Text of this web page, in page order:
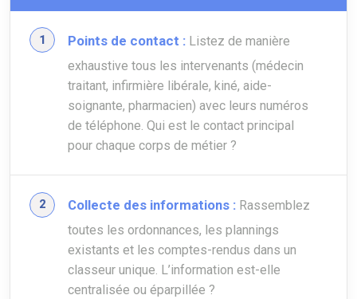
Points de contact : Listez de manière
exhaustive tous les intervenants (médecin
traitant, infirmière libérale, kiné, aide-
soignante, pharmacien) avec leurs numéros
de téléphone. Qui est le contact principal
pour chaque corps de métier ?
Collecte des informations : Rassemblez
toutes les ordonnances, les plannings
existants et les comptes-rendus dans un
classeur unique. L’information est-elle
centralisée ou éparpillée ?